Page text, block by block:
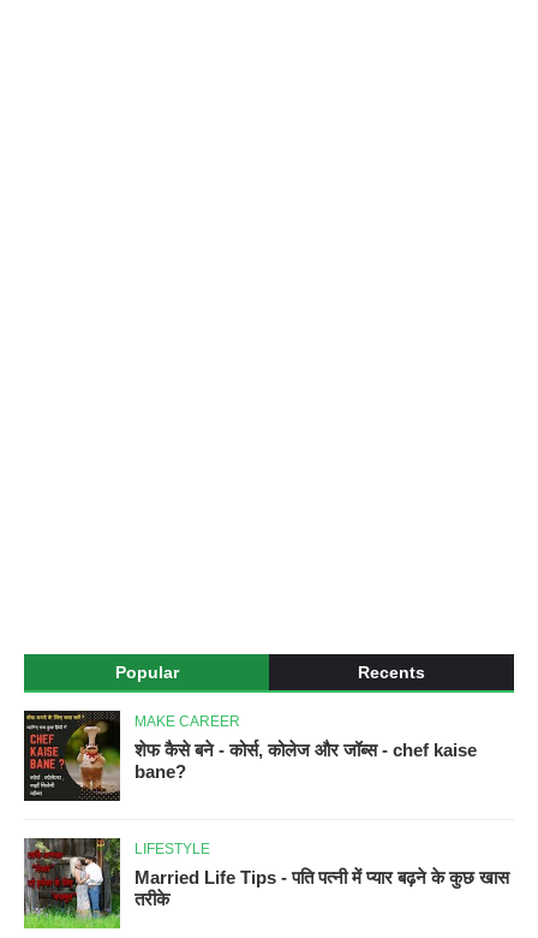
Popular Recents
MAKE CAREER
शेफ कैसे बने - कोर्स, कोलेज और जॉब्स - chef kaise
bane?
LIFESTYLE
Married Life Tips - पति पत्नी में प्यार बढ़ने के कुछ खास
तरीके